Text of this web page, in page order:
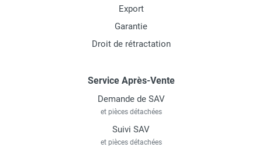
Export
Garantie
Droit de rétractation
Service Après-Vente
Demande de SAV
et pièces détachées
Suivi SAV
et pièces détachées